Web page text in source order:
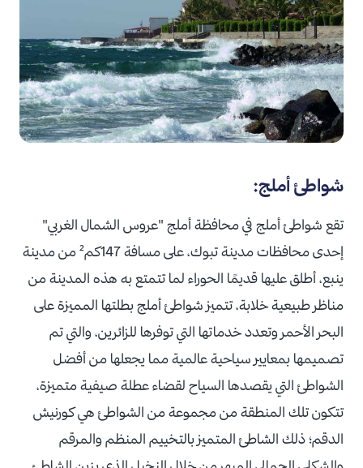
شواطئ أملج:
تقع شواطئ أملج في محافظة أملج "عروس الشمال الغربي"
إحدى محافظات مدينة تبوك، على مسافة 147كم² من مدينة
ينبع، أطلق عليها قديمًا الحوراء لما تتمتع به هذه المدينة من
مناظر طبيعية خلابة، تتميز شواطئ أملج بطلتها المميزة على
البحر الأحمر وتعدد خدماتها التي توفرها للزائرين، والتي تم
تصميمها بمعايير سياحية عالمية مما يجعلها من أفضل
الشواطئ التي يقصدها السياح لقضاء عطلة صيفية متميزة،
تتكون تلك المنطقة من مجموعة من الشواطئ هي كورنيش
الدقم؛ ذلك الشاطئ المتميز بالتخييم المنظم والمرقم